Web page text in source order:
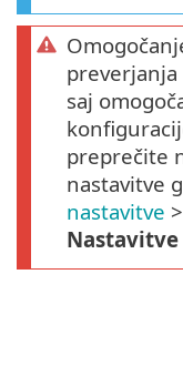
saj
preprečite
nastavitve
nastavitve >